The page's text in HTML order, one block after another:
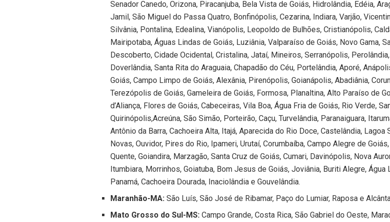
Senador Canedo, Orizona, Piracanjuba, Bela Vista de Goiás, Hidrolândia, Edéia,
Jamil, São Miguel do Passa Quatro, Bonfinópolis, Cezarina, Indiara, Varjão,
Silvânia, Pontalina, Edealina, Vianópolis, Leopoldo de Bulhões, Cristianópolis,
Mairipotaba, Águas Lindas de Goiás, Luziânia, Valparaíso de Goiás, Novo Gama,
Descoberto, Cidade Ocidental, Cristalina, Jataí, Mineiros, Serranópolis,
Doverlândia, Santa Rita do Araguaia, Chapadão do Céu, Portelândia, Aporé,
Goiás, Campo Limpo de Goiás, Alexânia, Pirenópolis, Goianápolis, Abadiânia,
Terezópolis de Goiás, Gameleira de Goiás, Formosa, Planaltina, Alto Paraíso de
d’Aliança, Flores de Goiás, Cabeceiras, Vila Boa, Água Fria de Goiás, Rio Verde,
Quirinópolis,Acreúna, São Simão, Porteirão, Caçu, Turvelândia, Paranaiguara,
Antônio da Barra, Cachoeira Alta, Itajá, Aparecida do Rio Doce, Castelândia, Lagoa
Novas, Ouvidor, Pires do Rio, Ipameri, Urutaí, Corumbaíba, Campo Alegre de
Quente, Goiandira, Marzagão, Santa Cruz de Goiás, Cumari, Davinópolis, Nova
Itumbiara, Morrinhos, Goiatuba, Bom Jesus de Goiás, Joviânia, Buriti Alegre, Água
Panamá, Cachoeira Dourada, Inaciolândia e Gouvelândia.
Maranhão-MA: São Luís, São José de Ribamar, Paço do Lumiar, Raposa e
Mato Grosso do Sul-MS: Campo Grande, Costa Rica, São Gabriel do Oeste,